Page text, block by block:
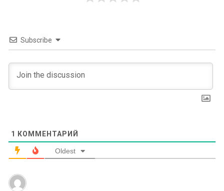
Subscribe
1 КОММЕНТАРИЙ
Oldest